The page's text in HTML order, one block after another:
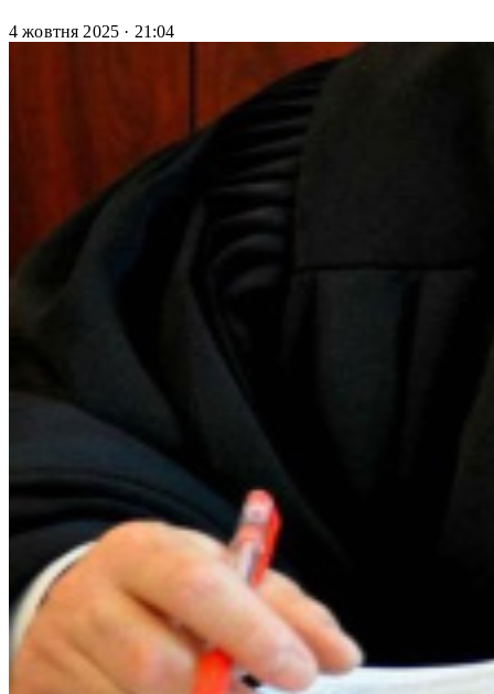
4 жовтня 2025 · 21:04